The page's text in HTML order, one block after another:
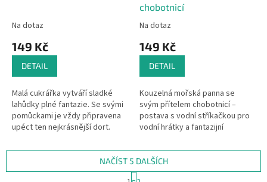
Na dotaz
149 Kč
DETAIL
Malá cukrářka vytváří sladké
lahůdky plné fantazie. Se svými
pomůckami je vždy připravena
upéct ten nejkrásnější dort.
chobotnicí
Na dotaz
149 Kč
DETAIL
Kouzelná mořská panna se
svým přítelem chobotnicí –
postava s vodní stříkačkou pro
vodní hrátky a fantazijní
NAČÍST 5 DALŠÍCH
S